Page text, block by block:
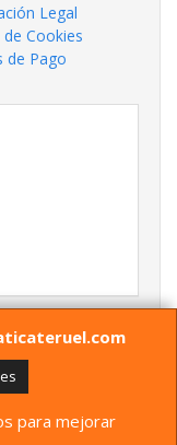
para mejorar
Legal
Cookies
de Pago
Y